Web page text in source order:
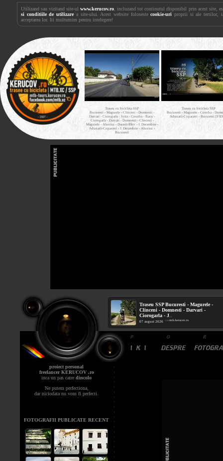
Utilizand sau vizitand site-ulwww.kerucov.ro , incluzand tot continutul disponibil prin acest site,
si conditiile de utilizare a site-ului. Acest website folosestecookie-uri proprii si ale tertilor,
acceptarea lor. Iti multumim pentru intelegere!
Traseu cu bicicleta SSP
Bucuresti - Magurele - Clinceni - Domnesti -
Darvari - Ciorogarla - Joita - Cosoba - Bacu -
Ciorogarla - Darvari - Domnesti - Clinceni -
Magurele - Alunisu - Darasti-Ilfov - 1 Decembrie -
Adunatii-Copaceni - 1 Decembrie - Alunisu -
Bucuresti
Traseu cu bicicleta SSP
Bucuresti - Magurele - Cosoba -
Adunatii-Copaceni - Bucuresti
Traseu SSP Bucuresti - Magurele -
Clinceni - Domnesti - Darvari -
Ciorogarla - J...
07 august 2026 / via mtb.kerucov.ro
proiect personal
freelancer KERUCOV .ro
inca un pas catre dincolo
Ne putem perfectiona,
dar niciodata nu vom fi perfecti.
FOTOGRAFII PUBLICATE RECENT